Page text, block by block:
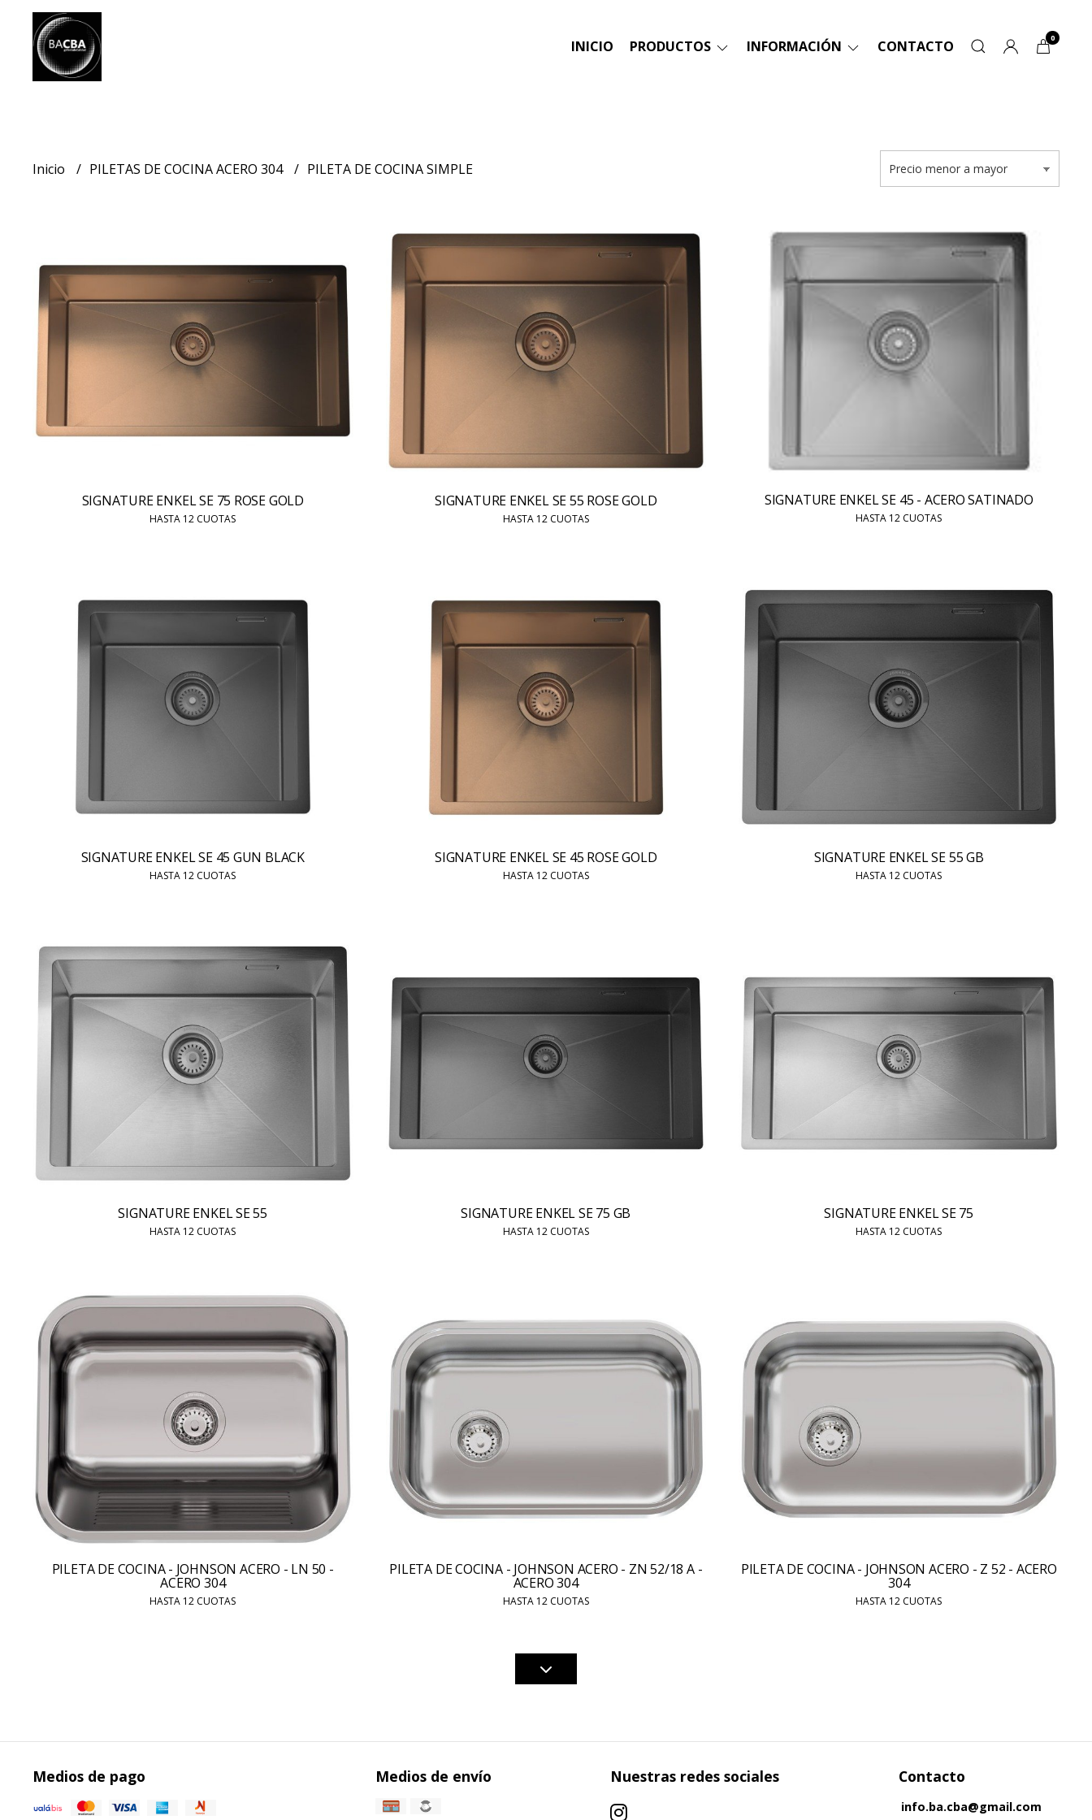
INICIO PRODUCTOS INFORMACIÓN CONTACTO 0
Inicio PILETAS DE COCINA ACERO 304 PILETA DE COCINA SIMPLE
SIGNATURE ENKEL SE 75 ROSE GOLD
HASTA 12 CUOTAS
SIGNATURE ENKEL SE 55 ROSE GOLD
HASTA 12 CUOTAS
SIGNATURE ENKEL SE 45 - ACERO SATINADO
HASTA 12 CUOTAS
SIGNATURE ENKEL SE 45 GUN BLACK
HASTA 12 CUOTAS
SIGNATURE ENKEL SE 45 ROSE GOLD
HASTA 12 CUOTAS
SIGNATURE ENKEL SE 55 GB
HASTA 12 CUOTAS
SIGNATURE ENKEL SE 55
HASTA 12 CUOTAS
SIGNATURE ENKEL SE 75 GB
HASTA 12 CUOTAS
SIGNATURE ENKEL SE 75
HASTA 12 CUOTAS
PILETA DE COCINA - JOHNSON ACERO - LN 50 -
ACERO 304
HASTA 12 CUOTAS
PILETA DE COCINA - JOHNSON ACERO - ZN 52/18 A -
ACERO 304
HASTA 12 CUOTAS
PILETA DE COCINA - JOHNSON ACERO - Z 52 - ACERO
304
HASTA 12 CUOTAS
Medios de pago Medios de envío Nuestras redes sociales Contacto
info.ba.cba@gmail.com